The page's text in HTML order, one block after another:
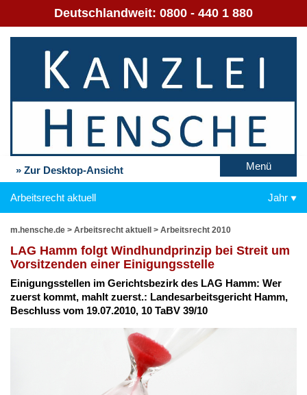
Deutschlandweit: 0800 - 440 1 880
» Zur Desktop-Ansicht Menü
Arbeitsrecht aktuell Jahr
m.hensche.de > Arbeitsrecht aktuell > Arbeitsrecht 2010
LAG Hamm folgt Wind­hund­prin­zip bei Streit um
Vor­sit­zen­den ei­ner Ei­ni­gungs­stel­le
Ei­ni­gungs­stel­len im Ge­richts­be­zirk des LAG Hamm: Wer
zu­erst kommt, mahlt zu­erst.: Lan­des­ar­beits­ge­richt Hamm,
Be­schluss vom 19.07.2010, 10 TaBV 39/10